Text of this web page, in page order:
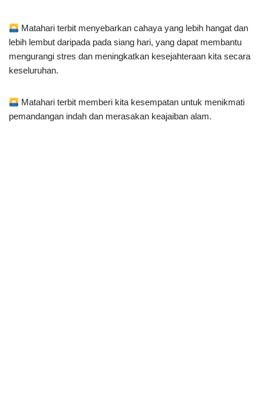
Matahari terbit menyebarkan cahaya yang lebih hangat dan
lebih lembut daripada pada siang hari, yang dapat membantu
mengurangi stres dan meningkatkan kesejahteraan kita secara
keseluruhan.
Matahari terbit memberi kita kesempatan untuk menikmati
pemandangan indah dan merasakan keajaiban alam.